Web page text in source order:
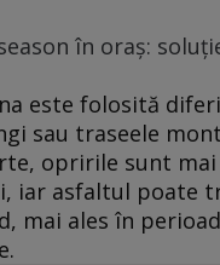
în oraș:
este folosită
sau traseele
opririle sunt mai
iar asfaltul poate
mai ales în